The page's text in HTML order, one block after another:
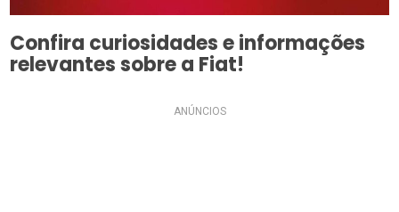
Confira curiosidades e informações
relevantes sobre a Fiat!
ANÚNCIOS